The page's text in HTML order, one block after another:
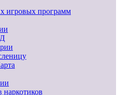
игровых программ